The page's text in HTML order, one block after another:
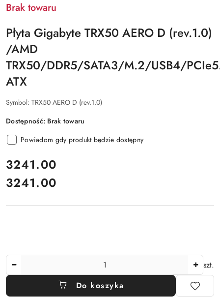
Brak towaru
Płyta Gigabyte TRX50 AERO D (rev.1.0)
/AMD
TRX50/DDR5/SATA3/M.2/USB4/
ATX
Symbol: TRX50 AERO D (rev.1.0)
Dostępność: Brak towaru
Powiadom gdy produkt będzie dostępny
cena:
3241.00
Cena:
3241.00
szt.
Do koszyka